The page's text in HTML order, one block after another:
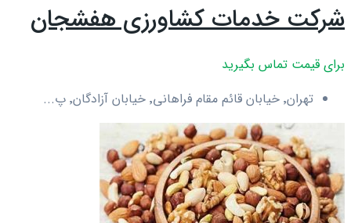
شرکت خدمات کشاورزی هفشجان
برای قیمت تماس بگیرید
تهران٬ خیابان قائم مقام فراهانی٬ خیابان آزادگان٬ پ...